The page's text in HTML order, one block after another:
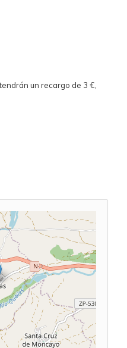
un recargo de 3 €,